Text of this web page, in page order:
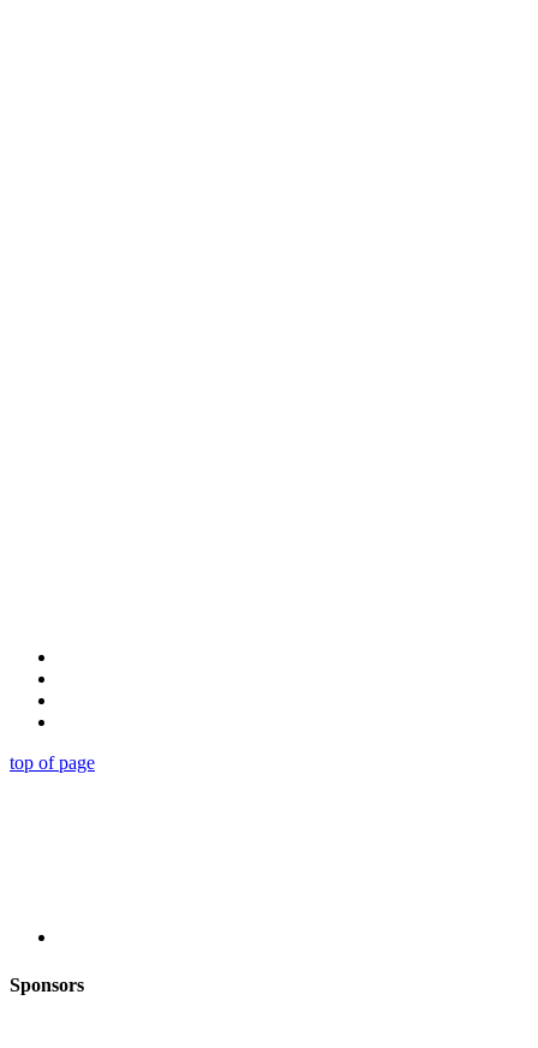
top of page
Sponsors